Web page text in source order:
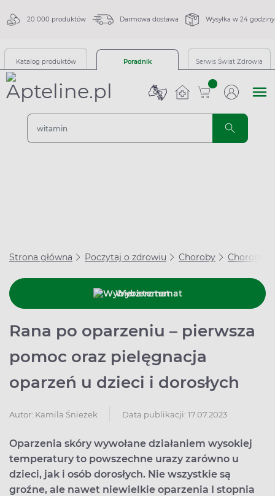
20 000 produktów Darmowa dostawa Wysyłka w 24 godziny
Katalog produktów Poradnik Serwis Świat Zdrowia
sztuk
Strona główna Poczytaj o zdrowiu Choroby Choroby
Wybierz temat
Rana po oparzeniu – pierwsza
pomoc oraz pielęgnacja
oparzeń u dzieci i dorosłych
Autor: Kamila Śnieżek Data publikacji: 17.07.2023
Oparzenia skóry wywołane działaniem wysokiej
temperatury to powszechne urazy zarówno u
dzieci, jak i osób dorosłych. Nie wszystkie są
groźne, ale nawet niewielkie oparzenia I stopnia